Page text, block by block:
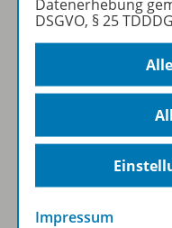
Zum
Folgen Sie uns auf
Datenerhebung
DSGVO, § 25
Impressum